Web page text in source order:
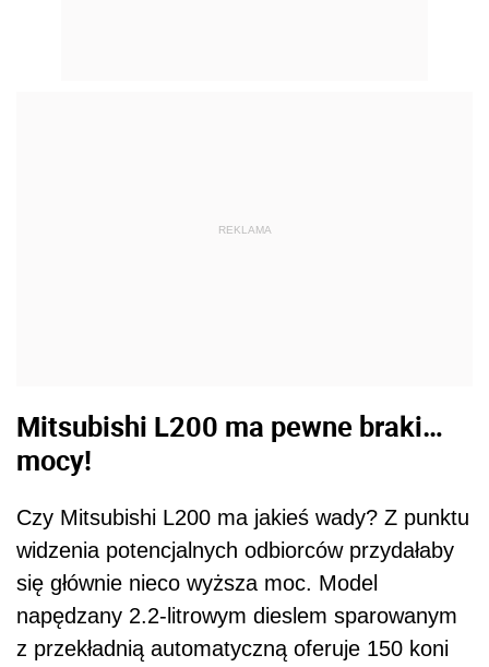
REKLAMA
Mitsubishi L200 ma pewne braki…
mocy!
Czy Mitsubishi L200 ma jakieś wady? Z punktu
widzenia potencjalnych odbiorców przydałaby
się głównie nieco wyższa moc. Model
napędzany 2.2-litrowym dieslem sparowanym
z przekładnią automatyczną oferuje 150 koni